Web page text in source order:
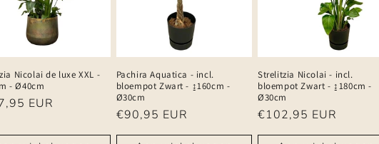
Nicolai de luxe XXL -
- Ø40cm
EUR
Pachira Aquatica - incl.
bloempot Zwart - ↨160cm -
Ø30cm
Normale
€90,95 EUR
Strelitzia Nicolai - incl.
bloempot Zwart - ↨180cm -
Ø30cm
Normale
€102,95 EUR